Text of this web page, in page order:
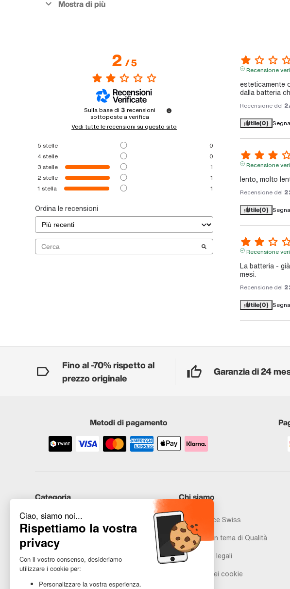
2/5
Sulla base di3 recensioni
sottoposte a verifica
Vedi tutte le recensioni su questo sito
5 stelle
0
4stelle
0
3 stelle
1
2 stelle
1
1 stella 1
Ordina le recensioni
Recensione
esteticamente
dalla batteria
Recensione del
Utile(0)
Recensione
lento, molto
Recensione del
Utile(0)
Recensione
La batteria -
mesi.
Recensione del
Utile(0)
Fino al -70% rispetto al
prezzo originale
Garanzia di 24
Metodi di pagamento
Categoria
iPhone
Samsung
Huawei
Hai bisogno di aiuto?
Chi siamo
Recommerce Swiss
Promesse in tema di Qualità
Avvertenze legali
Gestione dei cookie